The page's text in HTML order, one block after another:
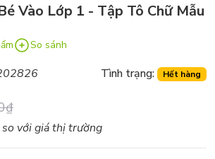
Vào Lớp 1 - Tập Tô Chữ Mẫu
So sánh
Tình trạng: Hết hàng
so với giá thị trường